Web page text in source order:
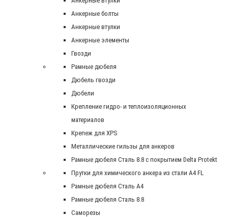
Анкерные болты
Анкерные втулки
Анкерные элементы
Гвозди
Рамные дюбеля
Дюбель гвозди
Дюбели
Крепление гидро- и теплоизоляционных
материалов
Крепеж для XPS
Металлические гильзы для анкеров
Рамные дюбеля Сталь 8.8 с покрытием Delta Protekt
Прутки для химического анкера из стали А4 FL
Рамные дюбеля Сталь A4
Рамные дюбеля Сталь 8.8
Саморезы